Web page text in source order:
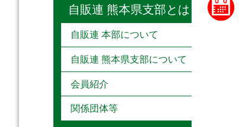
自販連 熊本県支部とは
自販連 本部について
自販連 熊本県支部について
会員紹介
関係団体等